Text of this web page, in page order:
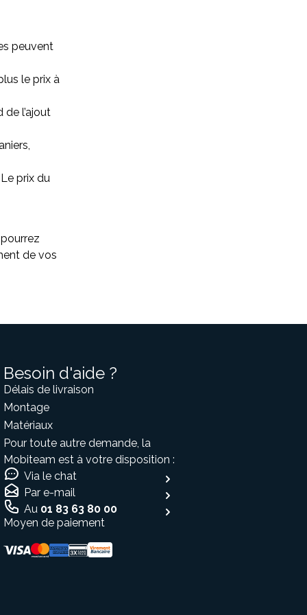
peuvent
le prix à
l’ajout
prix du
de vos
Besoin d'aide ?
Délais de livraison
Montage
Matériaux
Pour toute autre demande, la
Mobiteam est à votre disposition :
Via le chat
Par e-mail
Au 01 83 63 80 00
Moyen de paiement